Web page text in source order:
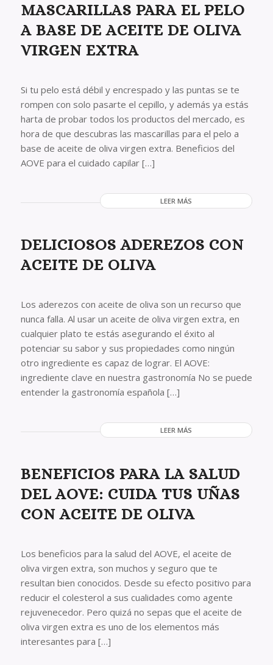
MASCARILLAS PARA EL PELO
A BASE DE ACEITE DE OLIVA
VIRGEN EXTRA
Si tu pelo está débil y encrespado y las puntas se te
rompen con solo pasarte el cepillo, y además ya estás
harta de probar todos los productos del mercado, es
hora de que descubras las mascarillas para el pelo a
base de aceite de oliva virgen extra. Beneficios del
AOVE para el cuidado capilar […]
LEER MÁS
DELICIOSOS ADEREZOS CON
ACEITE DE OLIVA
Los aderezos con aceite de oliva son un recurso que
nunca falla. Al usar un aceite de oliva virgen extra, en
cualquier plato te estás asegurando el éxito al
potenciar su sabor y sus propiedades como ningún
otro ingrediente es capaz de lograr. El AOVE:
ingrediente clave en nuestra gastronomía No se puede
entender la gastronomía española […]
LEER MÁS
BENEFICIOS PARA LA SALUD
DEL AOVE: CUIDA TUS UÑAS
CON ACEITE DE OLIVA
Los beneficios para la salud del AOVE, el aceite de
oliva virgen extra, son muchos y seguro que te
resultan bien conocidos. Desde su efecto positivo para
reducir el colesterol a sus cualidades como agente
rejuvenecedor. Pero quizá no sepas que el aceite de
oliva virgen extra es uno de los elementos más
interesantes para […]